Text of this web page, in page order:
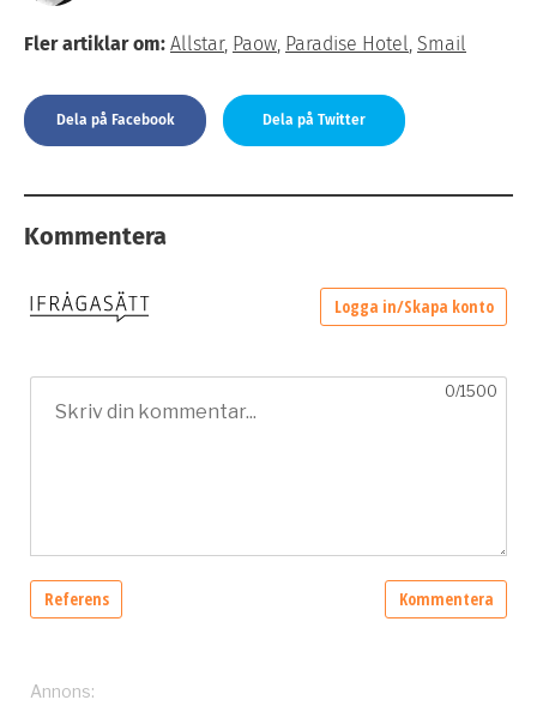
Fler artiklar om: Allstar, Paow, Paradise Hotel, Smail
Dela på Facebook Dela på Twitter
Kommentera